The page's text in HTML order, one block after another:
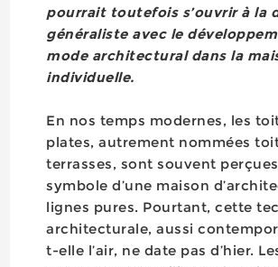
pourrait toutefois s’ouvrir à la
généraliste avec le
mode architectural dans la
individuelle.
En nos temps modernes, les
plates, autrement nommées
terrasses, sont souvent
symbole d’une maison
lignes pures. Pourtant, cette
architecturale, aussi
t-elle l’air, ne date pas d’hier.